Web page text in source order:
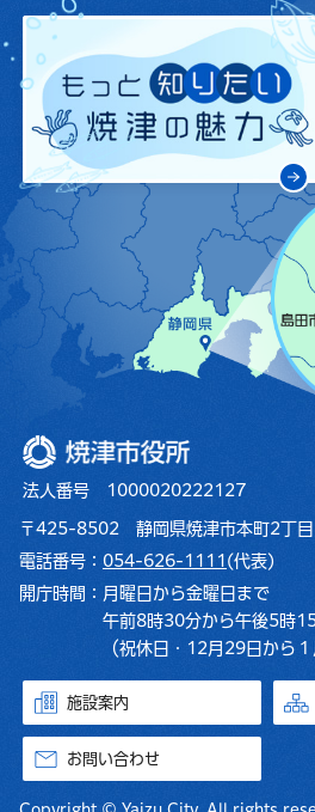
焼津市役所
法人番号 1000020222127
〒425-8502 静岡県焼津市本町2丁
電話番号： 054-626-1111 (代表)
開庁時間： 月曜日から金曜日まで
午前8時30分から午後5時
（祝休日・12月29日から１
施設案内
お問い合わせ